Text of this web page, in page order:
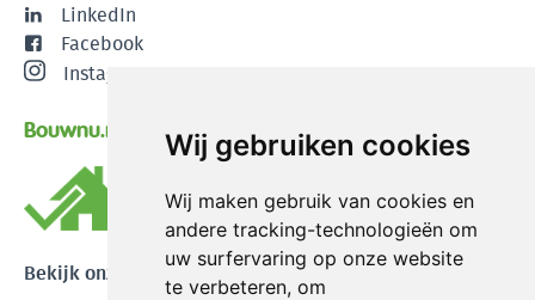
Wij gebruiken cookies
Wij maken gebruik van cookies en
andere tracking-technologieën om
uw surfervaring op onze website
te verbeteren, om
LinkedIn
Facebook
Instagram
Bouwnu.nl
Bekijk onze reviews